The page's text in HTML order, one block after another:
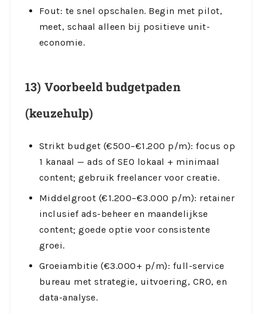
Fout: te snel opschalen. Begin met pilot,
meet, schaal alleen bij positieve unit-
economie.
13) Voorbeeld budgetpaden
(keuzehulp)
Strikt budget (€500–€1.200 p/m): focus op
1 kanaal — ads of SEO lokaal + minimaal
content; gebruik freelancer voor creatie.
Middelgroot (€1.200–€3.000 p/m): retainer
inclusief ads-beheer en maandelijkse
content; goede optie voor consistente
groei.
Groeiambitie (€3.000+ p/m): full-service
bureau met strategie, uitvoering, CRO, en
data-analyse.